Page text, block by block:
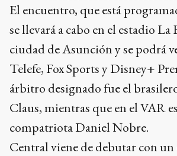
El encuentro, que está
se llevará a cabo en el estadio
ciudad de Asunción y se podrá
Telefe, Fox Sports y Disney+
árbitro designado fue el
Claus, mientras que en el VAR
compatriota Daniel Nobre.
Central viene de debutar con un